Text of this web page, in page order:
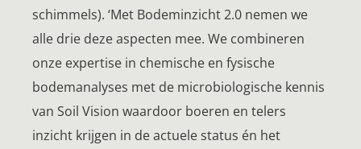
schimmels). ‘Met Bodeminzicht 2.0 nemen we
alle drie deze aspecten mee. We combineren
onze expertise in chemische en fysische
bodemanalyses met de microbiologische kennis
van Soil Vision waardoor boeren en telers
inzicht krijgen in de actuele status én het